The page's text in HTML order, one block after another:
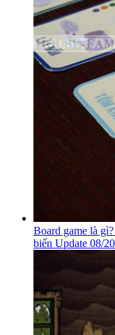
Board game là
biến Update 08/